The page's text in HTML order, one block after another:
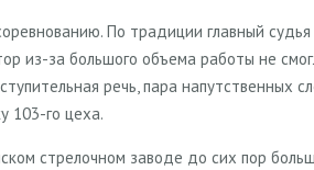
По традиции главный
из-за большого объема работы не
речь, пара напутственных
103-го цеха.
стрелочном заводе до сих пор